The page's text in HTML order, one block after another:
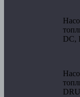
DC,